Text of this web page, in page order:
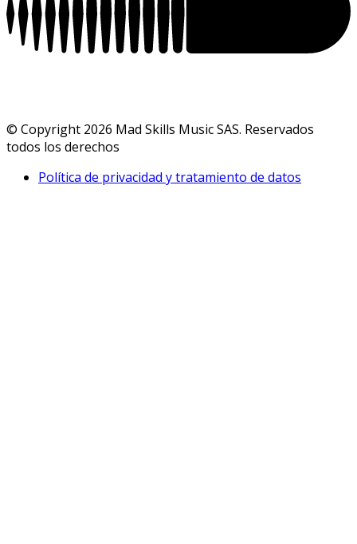
© Copyright 2026 Mad Skills Music SAS. Reservados
todos los derechos
Política de privacidad y tratamiento de datos